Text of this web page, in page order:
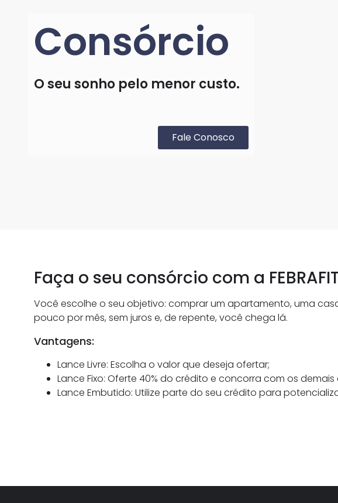
Consórcio
O seu sonho pelo menor custo.
Fale Conosco
Faça o seu consórcio com a
Você escolhe o seu objetivo: comprar um apartamento, uma
pouco por mês, sem juros e, de repente, você chega lá.
Vantagens:
Lance Livre: Escolha o valor que deseja ofertar;
Lance Fixo: Oferte 40% do crédito e concorra com os
Lance Embutido: Utilize parte do seu crédito para